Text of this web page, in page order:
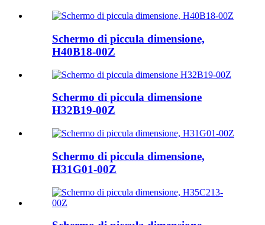
Schermo di piccula dimensione,
H40B18-00Z
Schermo di piccula dimensione
H32B19-00Z
Schermo di piccula dimensione,
H31G01-00Z